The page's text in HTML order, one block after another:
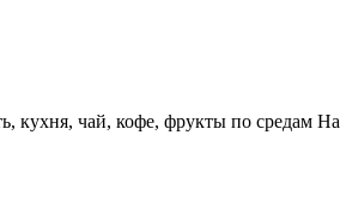
кухня, чай, кофе, фрукты по средам